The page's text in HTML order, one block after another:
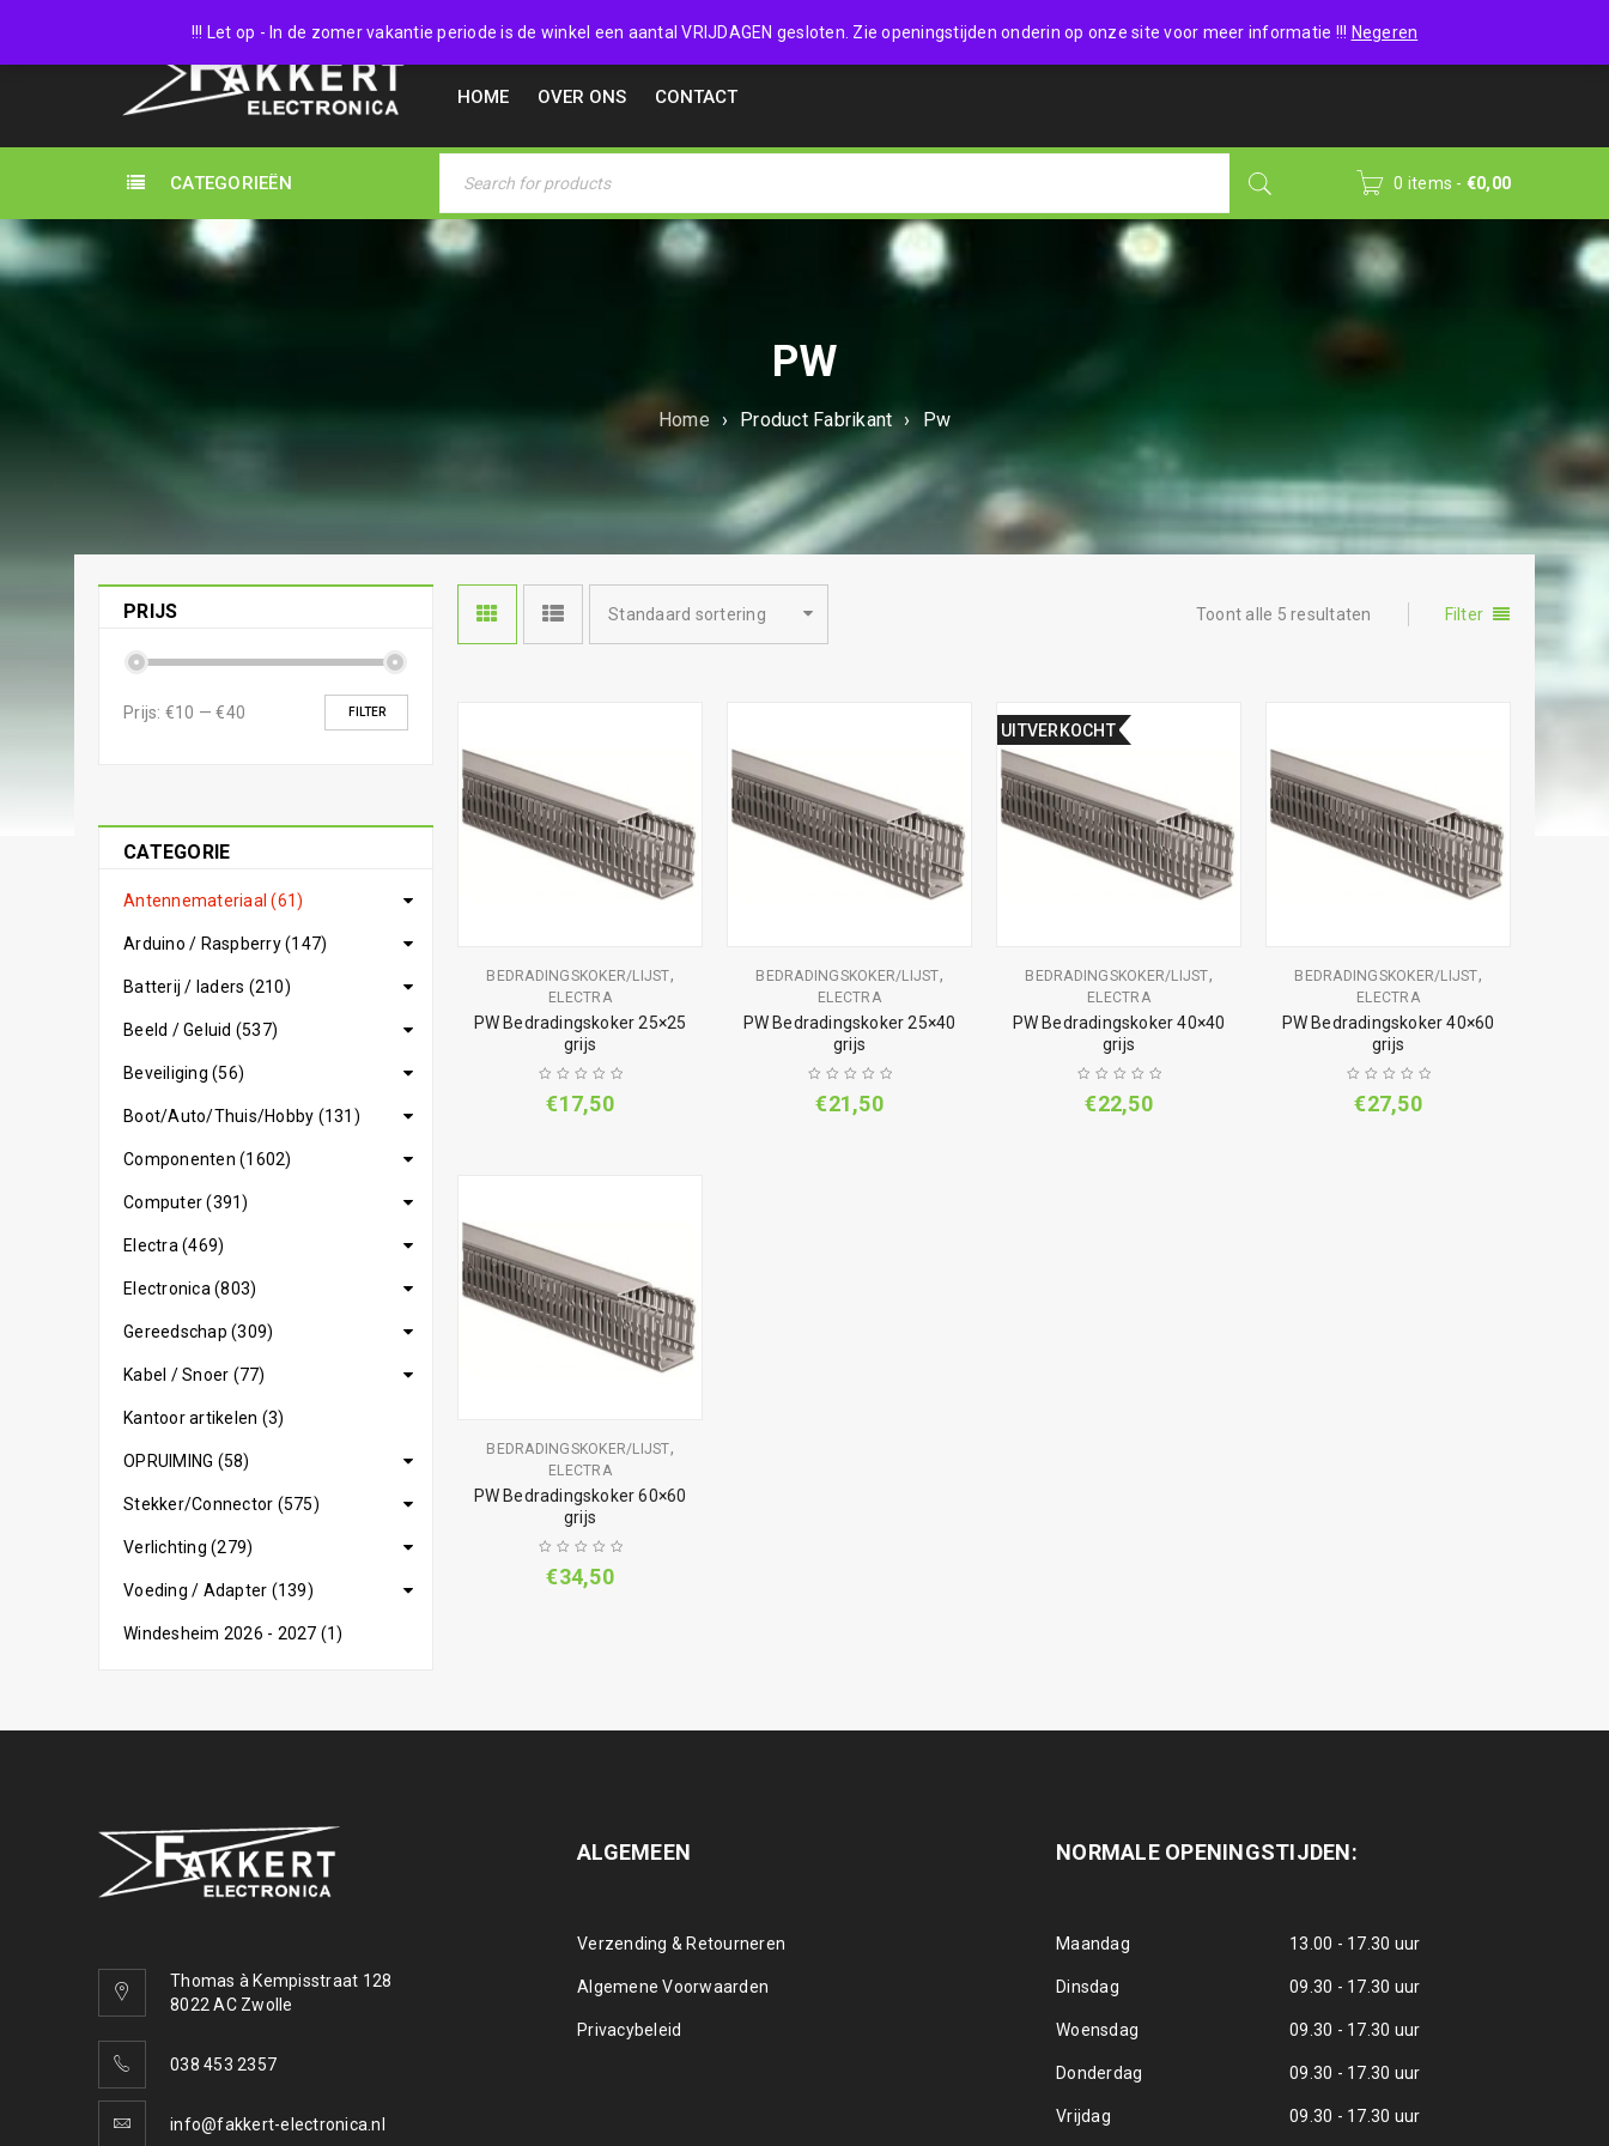
!!! Let op - In de zomer vakantie periode is de winkel een aantal VRIJDAGEN gesloten. Zie openingstijden onderin op onze site voor meer informatie !!! Negeren
038 4532357 Wishlist (0)
HOME OVER ONS CONTACT
CATEGORIEËN 0 items - €0,00
PW
Home › Product Fabrikant › Pw
PRIJS
FILTER
Prijs: €10 —€40
CATEGORIE
Antennemateriaal (61)
Arduino / Raspberry (147)
Batterij / laders (210)
Beeld / Geluid (537)
Beveiliging (56)
Boot/Auto/Thuis/Hobby (131)
Componenten (1602)
Computer (391)
Electra (469)
Electronica (803)
Gereedschap (309)
Kabel / Snoer (77)
Kantoor artikelen (3)
OPRUIMING (58)
Stekker/Connector (575)
Verlichting (279)
Voeding / Adapter (139)
Windesheim 2026 - 2027 (1)
Filter
Toont alle 5 resultaten
Standaard sortering
BEDRADINGSKOKER/LIJST,
ELECTRA
PW Bedradingskoker 25×25
grijs
€17,50
BEDRADINGSKOKER/LIJST,
ELECTRA
PW Bedradingskoker 25×40
grijs
€21,50
UITVERKOCHT
BEDRADINGSKOKER/LIJST,
ELECTRA
PW Bedradingskoker 40×40
grijs
€22,50
BEDRADINGSKOKER/LIJST,
ELECTRA
PW Bedradingskoker 40×60
grijs
€27,50
BEDRADINGSKOKER/LIJST,
ELECTRA
PW Bedradingskoker 60×60
grijs
€34,50
Thomas à Kempisstraat 128
8022 AC Zwolle
038 453 2357
info@fakkert-electronica.nl
ALGEMEEN
Verzending & Retourneren
Algemene Voorwaarden
Privacybeleid
NORMALE OPENINGSTIJDEN:
Maandag 13.00 - 17.30 uur
Dinsdag 09.30 - 17.30 uur
Woensdag 09.30 - 17.30 uur
Donderdag 09.30 - 17.30 uur
Vrijdag 09.30 - 17.30 uur